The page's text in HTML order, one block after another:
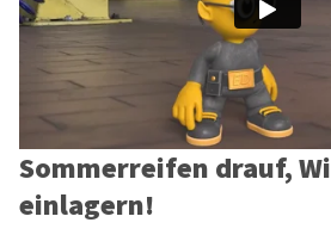
Sommerreifen drauf,
einlagern!